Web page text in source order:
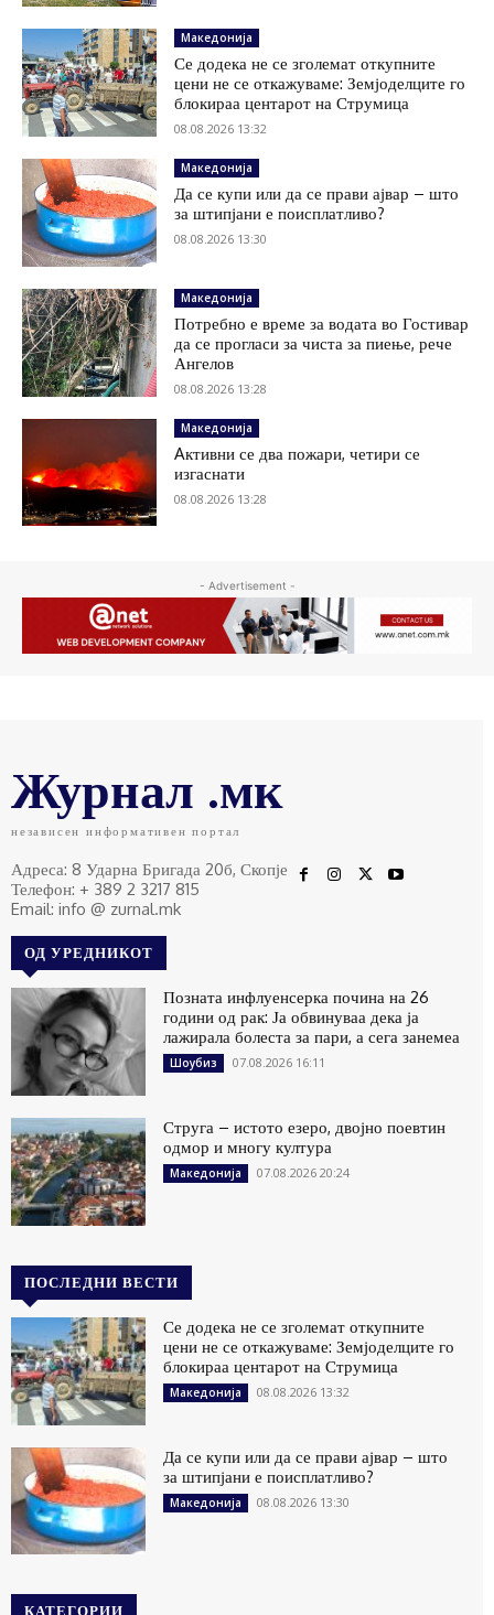
Македонија
Се додека не се зголемат откупните
цени не се откажуваме: Земјоделците го
блокираа центарот на Струмица
08.08.2026 13:32
Македонија
Да се купи или да се прави ајвар – што
за штипјани е поисплатливо?
08.08.2026 13:30
Македонија
Потребно е време за водата во Гостивар
да се прогласи за чиста за пиење, рече
Ангелов
08.08.2026 13:28
Македонија
Aктивни се два пожари, четири се
изгаснати
08.08.2026 13:28
- Advertisement -
Журнал .мк
независен информативен портал
Адреса: 8 Ударна Бригада 20б, Скопје
Телефон: + 389 2 3217 815
Email: info @ zurnal.mk
ОД УРЕДНИКОТ
Позната инфлуенсерка почина на 26
години од рак: Ја обвинуваа дека ја
лажирала болеста за пари, а сега занемеа
Шоубиз 07.08.2026 16:11
Струга – истото езеро, двојно поевтин
одмор и многу култура
Македонија 07.08.2026 20:24
ПОСЛЕДНИ ВЕСТИ
Се додека не се зголемат откупните
цени не се откажуваме: Земјоделците го
блокираа центарот на Струмица
Македонија 08.08.2026 13:32
Да се купи или да се прави ајвар – што
за штипјани е поисплатливо?
Македонија 08.08.2026 13:30
КАТЕГОРИИ